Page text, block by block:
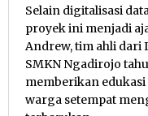
Selain digitalisasi
proyek ini menjadi
Andrew, tim ahli dari
SMKN Ngadirojo
memberikan edukasi
warga setempat